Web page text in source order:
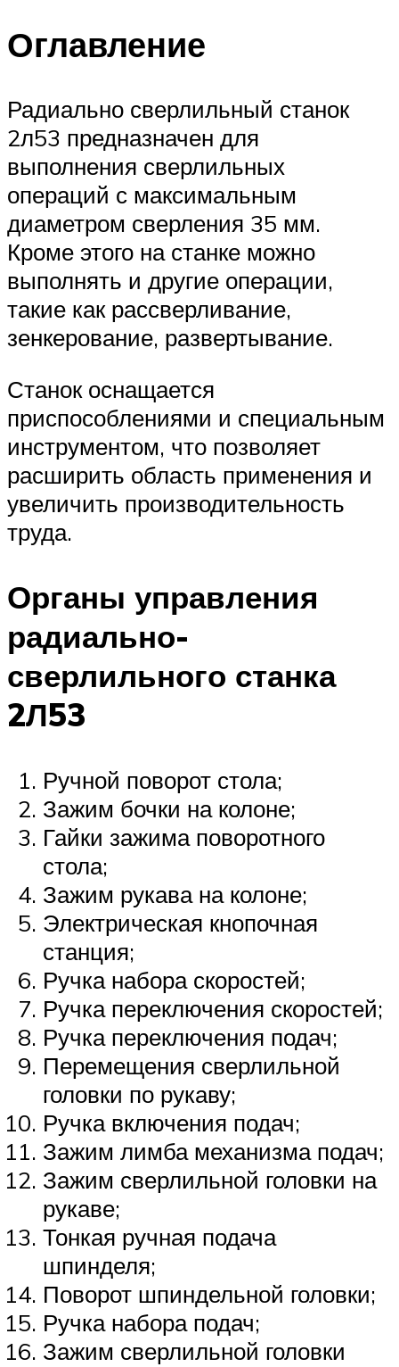
Оглавление
Радиально сверлильный станок
2л53 предназначен для
выполнения сверлильных
операций с максимальным
диаметром сверления 35 мм.
Кроме этого на станке можно
выполнять и другие операции,
такие как рассверливание,
зенкерование, развертывание.
Станок оснащается
приспособлениями и специальным
инструментом, что позволяет
расширить область применения и
увеличить производительность
труда.
Органы управления
радиально-
сверлильного станка
2Л53
Ручной поворот стола;
Зажим бочки на колоне;
Гайки зажима поворотного
стола;
Зажим рукава на колоне;
Электрическая кнопочная
станция;
Ручка набора скоростей;
Ручка переключения скоростей;
Ручка переключения подач;
Перемещения сверлильной
головки по рукаву;
Ручка включения подач;
Зажим лимба механизма подач;
Зажим сверлильной головки на
рукаве;
Тонкая ручная подача
шпинделя;
Поворот шпиндельной головки;
Ручка набора подач;
Зажим сверлильной головки